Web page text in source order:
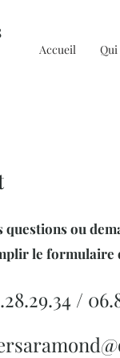
Accueil Qui
questions ou
le formulaire
/